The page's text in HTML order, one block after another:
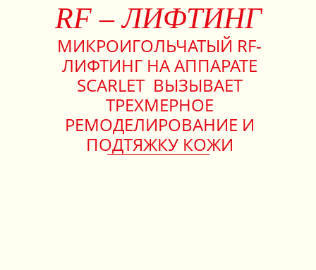
RF – ЛИФТИНГ
МИКРОИГОЛЬЧАТЫЙ RF-
ЛИФТИНГ НА АППАРАТЕ
SСARLET ВЫЗЫВАЕТ
ТРЕХМЕРНОЕ
РЕМОДЕЛИРОВАНИЕ И
ПОДТЯЖКУ КОЖИ